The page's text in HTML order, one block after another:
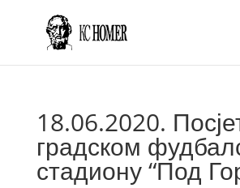
18.06.2020.
градском
стадиону “Под